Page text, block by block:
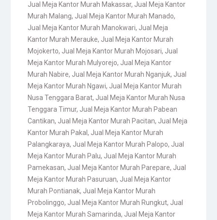
Jual Meja Kantor Murah Makassar, Jual Meja Kantor
Murah Malang, Jual Meja Kantor Murah Manado,
Jual Meja Kantor Murah Manokwari, Jual Meja
Kantor Murah Merauke, Jual Meja Kantor Murah
Mojokerto, Jual Meja Kantor Murah Mojosari, Jual
Meja Kantor Murah Mulyorejo, Jual Meja Kantor
Murah Nabire, Jual Meja Kantor Murah Nganjuk, Jual
Meja Kantor Murah Ngawi, Jual Meja Kantor Murah
Nusa Tenggara Barat, Jual Meja Kantor Murah Nusa
Tenggara Timur, Jual Meja Kantor Murah Pabean
Cantikan, Jual Meja Kantor Murah Pacitan, Jual Meja
Kantor Murah Pakal , Jual Meja Kantor Murah
Palangkaraya, Jual Meja Kantor Murah Palopo, Jual
Meja Kantor Murah Palu, Jual Meja Kantor Murah
Pamekasan, Jual Meja Kantor Murah Parepare, Jual
Meja Kantor Murah Pasuruan, Jual Meja Kantor
Murah Pontianak, Jual Meja Kantor Murah
Probolinggo, Jual Meja Kantor Murah Rungkut, Jual
Meja Kantor Murah Samarinda, Jual Meja Kantor